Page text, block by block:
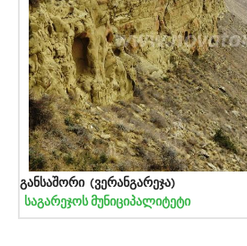
განსაშორი (ვერანგარეჯა)
საგარეჯოს მუნიციპალიტეტი